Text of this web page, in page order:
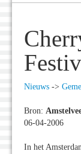
Nieuws ->
Bron:
06-04-2006
In het